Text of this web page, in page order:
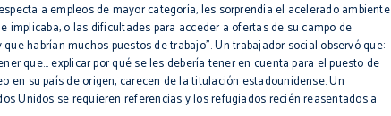
a empleos de mayor categoría, les sorprendía el acelerado ambiente
o las dificultades para acceder a ofertas de su campo de
habrían muchos puestos de trabajo”. Un trabajador social observó que:
que… explicar por qué se les debería tener en cuenta para el puesto de
en su país de origen, carecen de la titulación estadounidense. Un
Unidos se requieren referencias y los refugiados recién reasentados a